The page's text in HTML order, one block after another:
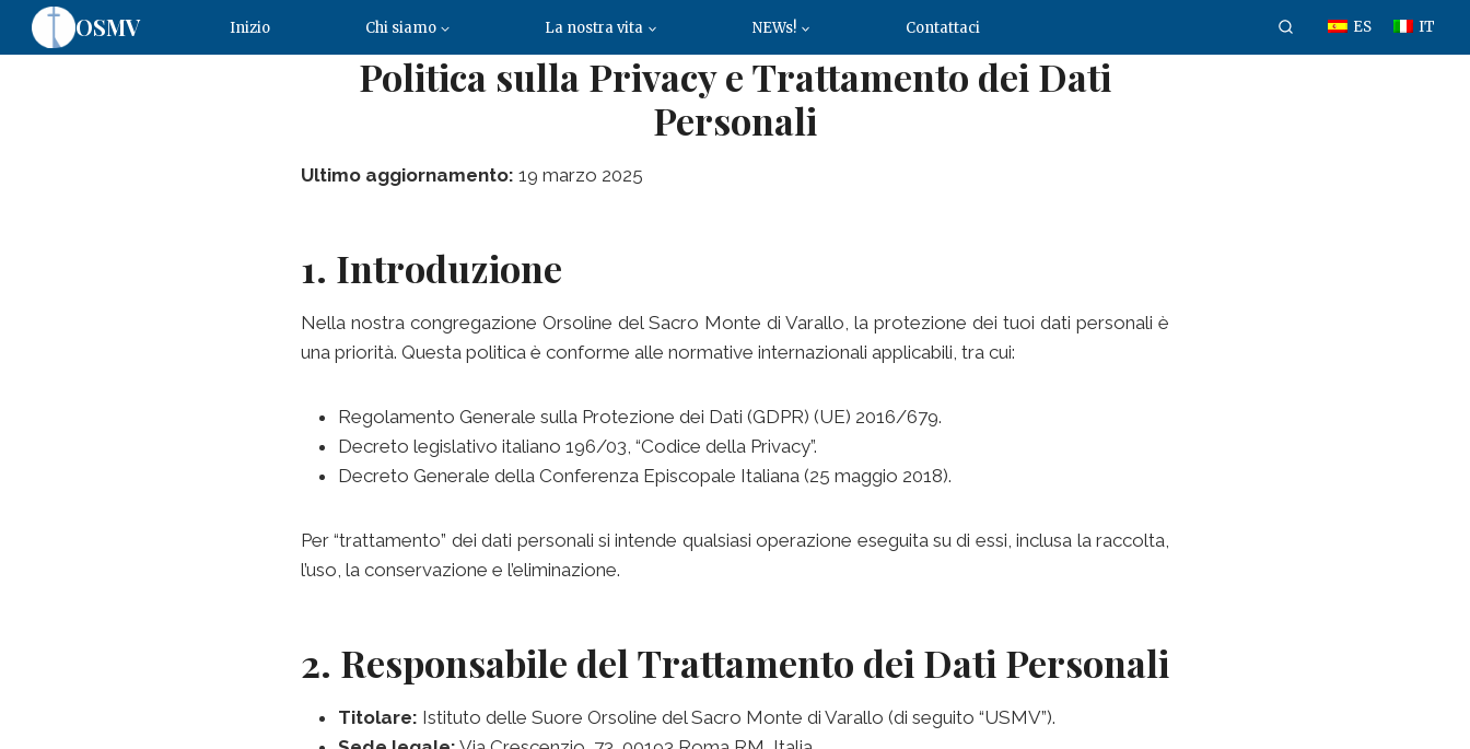
OSMV Inizio Chi siamo La nostra vita NEWs! Contattaci ES IT
Politica sulla Privacy e Trattamento dei Dati
Personali
Ultimo aggiornamento: 19 marzo 2025
1. Introduzione
Nella nostra congregazione Orsoline del Sacro Monte di Varallo, la protezione dei tuoi dati personali è
una priorità. Questa politica è conforme alle normative internazionali applicabili, tra cui:
Regolamento Generale sulla Protezione dei Dati (GDPR) (UE) 2016/679.
Decreto legislativo italiano 196/03, “Codice della Privacy”.
Decreto Generale della Conferenza Episcopale Italiana (25 maggio 2018).
Per “trattamento” dei dati personali si intende qualsiasi operazione eseguita su di essi, inclusa la raccolta,
l’uso, la conservazione e l’eliminazione.
2. Responsabile del Trattamento dei Dati Personali
Titolare: Istituto delle Suore Orsoline del Sacro Monte di Varallo (di seguito “USMV”).